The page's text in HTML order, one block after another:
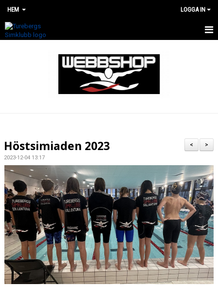
HEM LOGGA IN
RENOVERING AV SIMHALLEN
>
<
Höstsimiaden 2023
2023-12-04 13:17